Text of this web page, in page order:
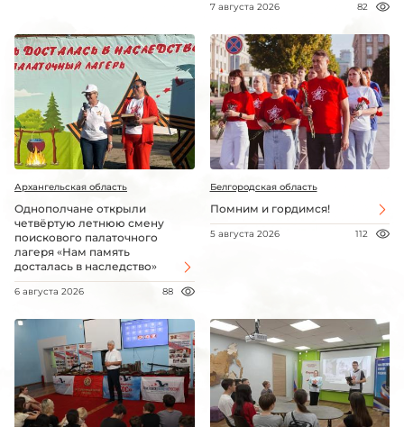
7 августа 2026 82
Архангельская область
Однополчане открыли
четвёртую летнюю смену
поискового палаточного
лагеря «Нам память
досталась в наследство»
6 августа 2026 88
Белгородская область
Помним и гордимся!
5 августа 2026 112